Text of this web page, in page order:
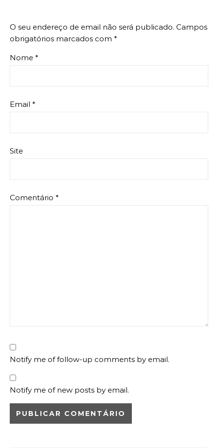
O seu endereço de email não será publicado. Campos
obrigatórios marcados com *
Nome *
Email *
Site
Comentário *
Notify me of follow-up comments by email.
Notify me of new posts by email.